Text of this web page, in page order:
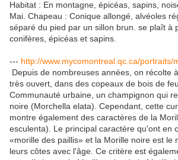
Habitat : En montagne, épicéas, sapins,
Mai. Chapeau : Conique allongé, alvéoles
séparé du pied par un sillon brun. se plaît à
conifères, épicéas et sapins.
--- http://www.mycomontreal.qc.ca/portraits/
Depuis de nombreuses années, on récolte
très ouvert, dans des copeaux de bois de
Communauté urbaine, un champignon qui
noire (Morchella elata). Cependant, cette
montre également des caractères de la
esculenta). Le principal caractère qu'ont en
«morille des paillis» et la Morille noire est le
leurs côtes avec l'âge. Ce critère est